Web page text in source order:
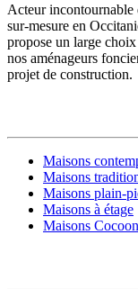
Acteur incontournable
sur-mesure en
propose un large
nos aménageurs
projet de construction.
Maisons
Maisons
Maisons plain-
Maisons à étage
Maisons Cocoon